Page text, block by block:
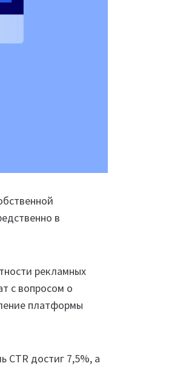
в
рекламных
с вопросом о
платформы
CTR достиг 7,5%, а